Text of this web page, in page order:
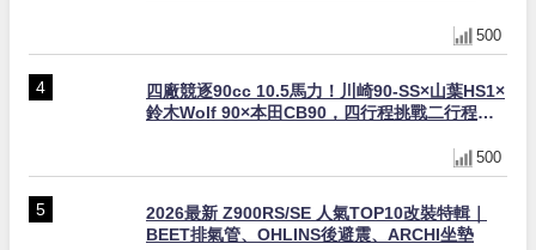
500
四廠競逐90cc 10.5馬力！川崎90-SS×山葉HS1×
鈴木Wolf 90×本田CB90，四行程挑戰二行程的
500
2026最新 Z900RS/SE 人氣TOP10改裝特輯｜
BEET排氣管、OHLINS後避震、ARCHI坐墊